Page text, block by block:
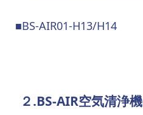
■BS-AIR01-H13/H14
２.BS-AIR空気清浄